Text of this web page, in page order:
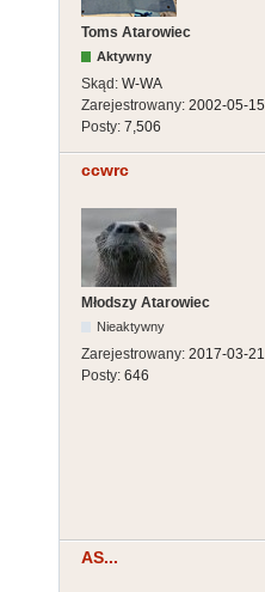
Toms Atarowiec
Aktywny
Skąd: W-WA
Zarejestrowany: 2002-05-15
Posty: 7,506
ccwrc
Młodszy Atarowiec
Nieaktywny
Zarejestrowany: 2017-03-21
Posty: 646
AS...